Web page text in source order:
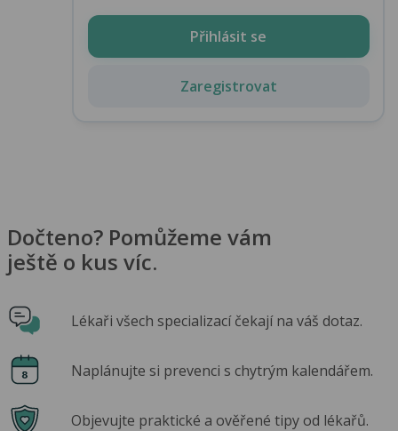
Přihlásit se
Zaregistrovat
Dočteno? Pomůžeme vám
ještě o kus víc.
Lékaři všech specializací čekají na váš dotaz.
Naplánujte si prevenci s chytrým kalendářem.
Objevujte praktické a ověřené tipy od lékařů.